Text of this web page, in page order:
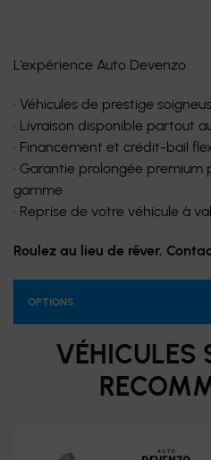
L’expérience Auto Devenzo
• Véhicules de prestige
• Livraison disponible partout
• Financement et crédit-bail
• Garantie prolongée premium
gamme
• Reprise de votre véhicule à
Roulez au lieu de rêver.
OPTIONS
VÉHICULES